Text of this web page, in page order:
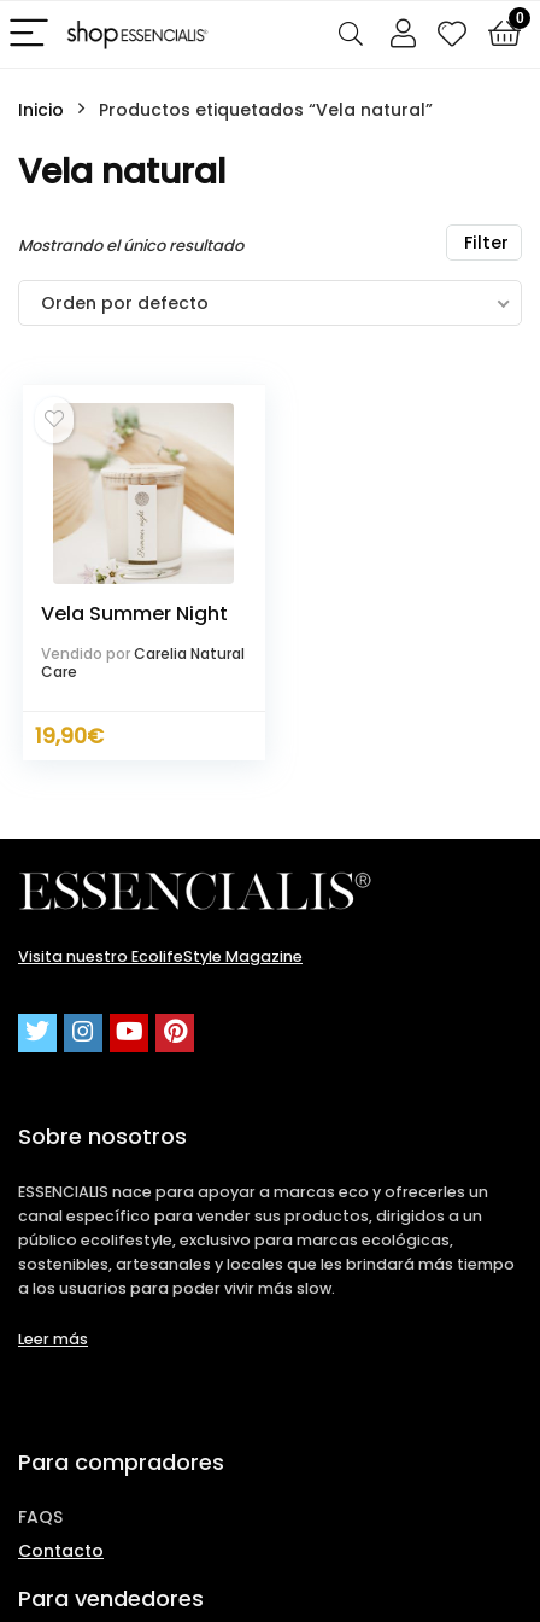
0
Inicio Productos etiquetados “Vela natural”
Vela natural
Filter
Mostrando el único resultado
Orden por defecto
Vela Summer Night
Vendido porCarelia Natural
Care
19,90€
Visita nuestro EcolifeStyle Magazine
Sobre nosotros
ESSENCIALIS nace para apoyar a marcas eco y ofrecerles un
canal específico para vender sus productos, dirigidos a un
público ecolifestyle, exclusivo para marcas ecológicas,
sostenibles, artesanales y locales que les brindará más tiempo
a los usuarios para poder vivir más slow.
Leer más
Para compradores
FAQS
Contacto
Para vendedores